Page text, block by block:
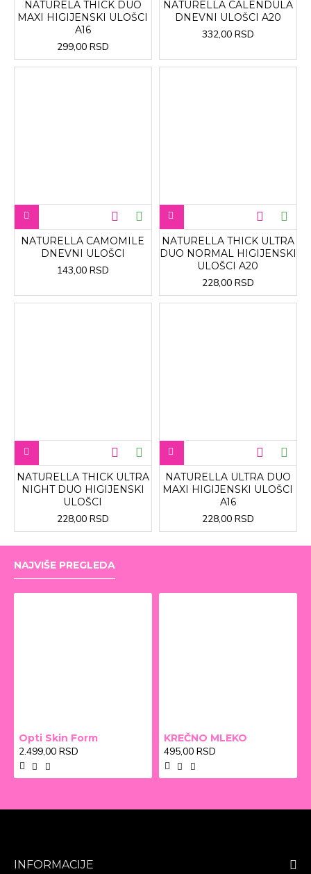
NATURELA THICK DUO
MAXI HIGIJENSKI ULOŠCI
A16
299,00 RSD
NATURELLA CALENDULA
DNEVNI ULOŠCI A20
332,00 RSD
NATURELLA CAMOMILE
DNEVNI ULOŠCI
143,00 RSD
NATURELLA THICK ULTRA
DUO NORMAL HIGIJENSKI
ULOŠCI A20
228,00 RSD
NATURELLA THICK ULTRA
NIGHT DUO HIGIJENSKI
ULOŠCI
228,00 RSD
NATURELLA ULTRA DUO
MAXI HIGIJENSKI ULOŠCI
A16
228,00 RSD
NAJVIŠE PREGLEDA
Opti Skin Form
2.499,00 RSD
KREČNO MLEKO
495,00 RSD
INFORMACIJE